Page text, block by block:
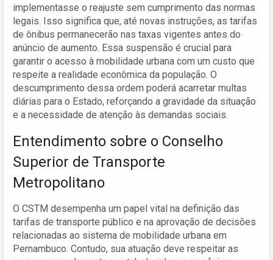
implementasse o reajuste sem cumprimento das normas
legais. Isso significa que, até novas instruções, as tarifas
de ônibus permanecerão nas taxas vigentes antes do
anúncio de aumento. Essa suspensão é crucial para
garantir o acesso à mobilidade urbana com um custo que
respeite a realidade econômica da população. O
descumprimento dessa ordem poderá acarretar multas
diárias para o Estado, reforçando a gravidade da situação
e a necessidade de atenção às demandas sociais.
Entendimento sobre o Conselho
Superior de Transporte
Metropolitano
O CSTM desempenha um papel vital na definição das
tarifas de transporte público e na aprovação de decisões
relacionadas ao sistema de mobilidade urbana em
Pernambuco. Contudo, sua atuação deve respeitar as